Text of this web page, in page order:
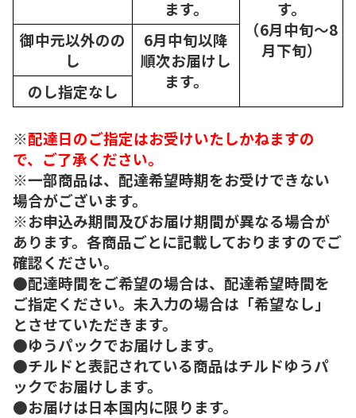
ます。
す。
（6月中旬～8
月下旬）
御中元以外のの
し
6月中旬以降
順次お届けし
ます。
のし指定なし
※配達日のご指定はお受けいたしかねますの
で、ご了承ください。
※一部商品は、配達希望時期をお受けできない
場合がございます。
※お申込み期間及びお届け期間が異なる場合が
あります。各商品ごとに記載しておりますのでご
確認ください。
●配達時間をご希望の場合は、配達希望時間を
ご指定ください。未入力の場合は「希望なし」
とさせていただきます。
●ゆうパックでお届けします。
●チルドと表記されている商品はチルドゆうパ
ックでお届けします。
●お届けは日本国内に限ります。